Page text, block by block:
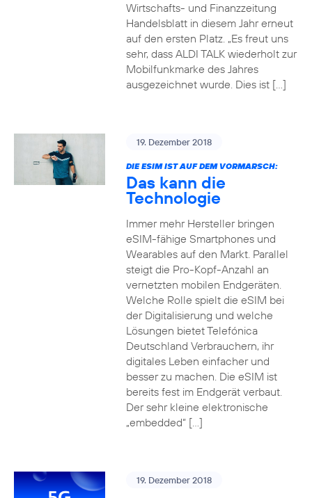
Wirtschafts- und Finanzzeitung
Handelsblatt in diesem Jahr erneut
auf den ersten Platz. „Es freut uns
sehr, dass ALDI TALK wiederholt zur
Mobilfunkmarke des Jahres
ausgezeichnet wurde. Dies ist […]
19. Dezember 2018
DIE ESIM IST AUF DEM VORMARSCH:
Das kann die
Technologie
Immer mehr Hersteller bringen
eSIM-fähige Smartphones und
Wearables auf den Markt. Parallel
steigt die Pro-Kopf-Anzahl an
vernetzten mobilen Endgeräten.
Welche Rolle spielt die eSIM bei
der Digitalisierung und welche
Lösungen bietet Telefónica
Deutschland Verbrauchern, ihr
digitales Leben einfacher und
besser zu machen. Die eSIM ist
bereits fest im Endgerät verbaut.
Der sehr kleine elektronische
„embedded“ […]
19. Dezember 2018